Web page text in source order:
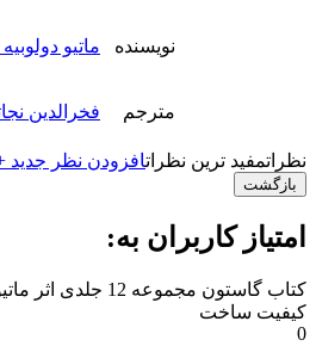
نویسنده ماتیو
مترجم فخرالدین
نظراتمفید ترین نظراتافزودن نظر جدید
بازگشت
امتیاز کاربران به:
کتاب گاستون مجموعه 12 جلدی اثر ماتیو دولوبیه
کیفیت ساخت
0